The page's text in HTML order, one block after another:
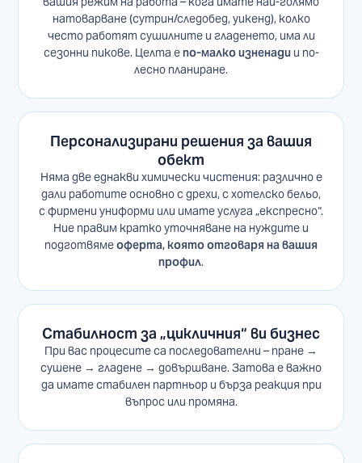
натоварване (сутрин/следобед, уикенд), колко
често работят сушилните и гладенето, има ли
сезонни пикове. Целта епо-малко изненадии по-
лесно планиране.
Персонализирани решения за вашия
обект
Няма две еднакви химически чистения: различно е
дали работите основно с дрехи, с хотелско бельо,
с фирмени униформи или имате услуга „експресно“.
Ние правим кратко уточняване на нуждите и
подготвямеоферта, която отговаря на вашия
профил.
Стабилност за „цикличния“ ви бизнес
При вас процесите са последователни – пране →
сушене → гладене → довършване. Затова е важно
да имате стабилен партньор и бърза реакция при
въпрос или промяна.